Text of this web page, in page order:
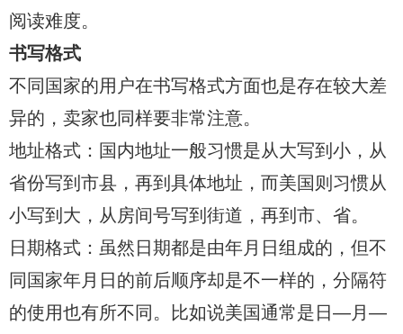
阅读难度。
书写格式
不同国家的用户在书写格式方面也是存在较大差
异的，卖家也同样要非常注意。
地址格式：国内地址一般习惯是从大写到小，从
省份写到市县，再到具体地址，而美国则习惯从
小写到大，从房间号写到街道，再到市、省。
日期格式：虽然日期都是由年月日组成的，但不
同国家年月日的前后顺序却是不一样的，分隔符
的使用也有所不同。比如说美国通常是日—月—